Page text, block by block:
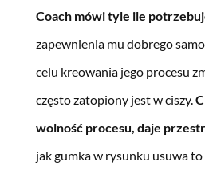
Coach mówi tyle ile
zapewnienia mu dobrego
celu kreowania jego procesu
często zatopiony jest w ciszy.
wolność procesu, daje
jak gumka w rysunku usuwa to